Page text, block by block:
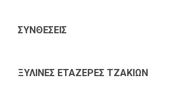
ΣΥΝΘΕΣΕΙΣ
ΞΥΛΙΝΕΣ ΕΤΑΖΕΡΕΣ ΤΖΑΚΙΩΝ